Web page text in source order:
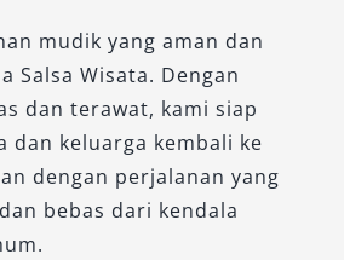
memastikan perjalanan
aman, dan nyaman.
fasilitas memadai,
kebutuhan
dapat terpenuhi secara
mudik yang aman dan
Salsa Wisata. Dengan
dan terawat, kami siap
dan keluarga kembali ke
dengan perjalanan yang
bebas dari kendala